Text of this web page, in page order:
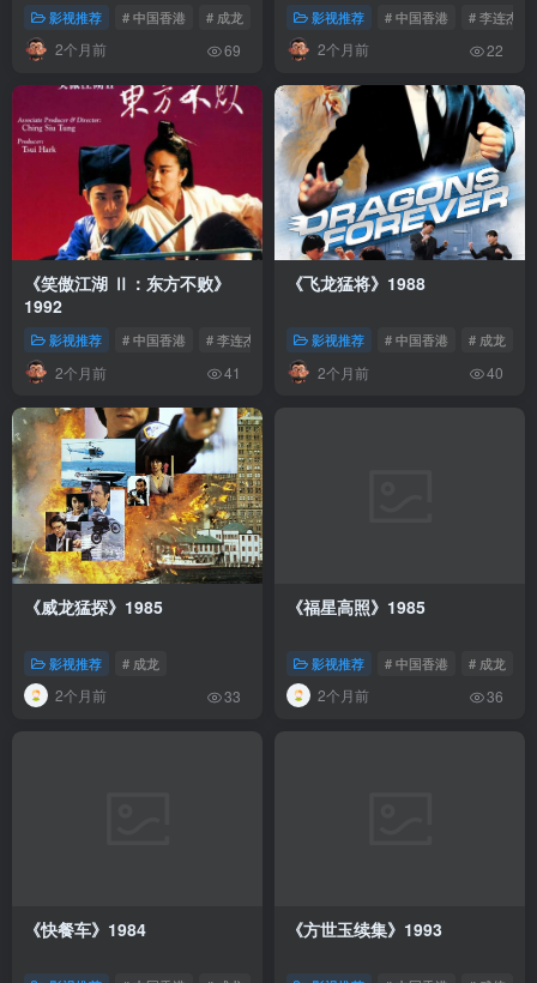
影视推荐 # 中国香港 # 成龙
2个月前 69
影视推荐 # 中国香港 # 李连杰
2个月前 22
《笑傲江湖 Ⅱ：东方不败》
1992
影视推荐 # 中国香港 # 李连杰
2个月前 41
《飞龙猛将》1988
影视推荐 # 中国香港 # 成龙
2个月前 40
《威龙猛探》1985
影视推荐 # 成龙
2个月前 33
《福星高照》1985
影视推荐 # 中国香港 # 成龙
2个月前 36
《快餐车》1984 《方世玉续集》1993